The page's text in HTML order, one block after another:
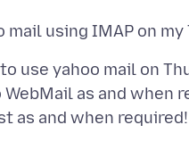
use yahoo mail on
as and when